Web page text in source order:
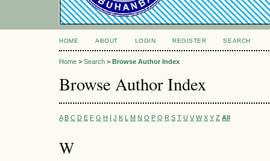
HOME ABOUT LOGIN REGISTER SEARCH
Home > Search > Browse Author Index
Browse Author Index
A B C D E F G H I J K L M N O P Q R S T U V W X Y Z All
W